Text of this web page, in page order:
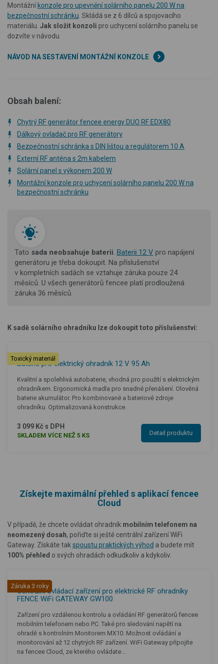
Montážní konzole pro upevnění solárního panelu 200 W na
bezpečnostní schránku . Skládá se z 6 dílců a spojovacího
materiálu. Jak složit konzoli pro uchycení solárního panelu se
dozvíte v návodu.
NÁVOD NA SESTAVENÍ MONTÁŽNÍ KONZOLE
Obsah balení:
Chytrý RF generátor fencee energy DUO RF EDX80
Dálkový ovladač pro RF generátory
Bezpečnostní schránka s DIN lištou a regulátorem 10 A
Externí RF anténa s 2m kabelem
Solární panel s výkonem 200 W
Montážní konzole pro uchycení solárního panelu 200 W na
bezpečnostní schránku
Tato sada neobsahuje baterii. Baterii 12 V pro napájení
generátoru je třeba dokoupit. Na příslušenství
v kompletních sadách se vztahuje záruka pouze 24
měsíců. U všech generátorů fencee platí prodloužená
záruka 36 měsíců.
K sadě solárního ohradníku lze dokoupit toto příslušenství:
Toxický materiál
Baterie pro elektrický ohradník 12 V 95 Ah
Kvalitní a spolehlivá autobaterie, vhodná pro použítí s elektrickým
ohradníkem. Ergonomická madla pro snadné přenášení. Olověná
baterie akumulátor. Pro kombinované a bateriové zdroje
ohradníku. Optimalizovaná konstrukce.
3 099 Kč s DPH
SKLADEM VÍCE NEŽ 5 KS Detail produktu
Získejte maximální přehled s aplikací fencee
Cloud
V případě, že chcete ovládat ohradník mobilním telefonem na
neomezený dosah, pořiďte si ještě centrální zařízení WiFi
Gateway. Získáte tak spoustu praktických výhod a budete mít
100% přehled o svých ohradách odkudkoliv a kdykoliv.
Záruka 3 roky
Centrální ovládací zařízení pro elektrické RF ohradníky
FENCE WiFi GATEWAY GW100
Zařízení pro vzdálenou kontrolu a ovládání RF generátorů fencee
mobilním telefonem nebo PC. Také pro sledování napětí na
ohradě s kontrolním Monitorem MX10. Možnost ovládání a
monitorování až 12 chytrých RF zařízení. WiFi Gateway připojíte
na fencee Cloud, ze kterého ovládate…